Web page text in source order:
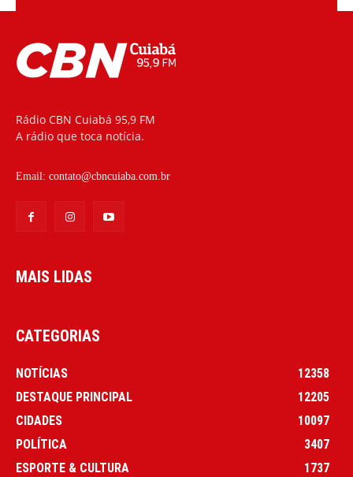
Rádio CBN Cuiabá 95,9 FM
A rádio que toca notícia.
Email: contato@cbncuiaba.com.br
MAIS LIDAS
CATEGORIAS
NOTÍCIAS
12358
DESTAQUE PRINCIPAL
12205
CIDADES
10097
POLÍTICA
3407
ESPORTE & CULTURA
1737